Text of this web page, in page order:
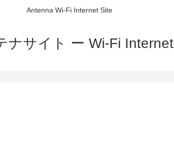
Antenna Wi-Fi Internet Site
ナサイト ー Wi-Fi Internet